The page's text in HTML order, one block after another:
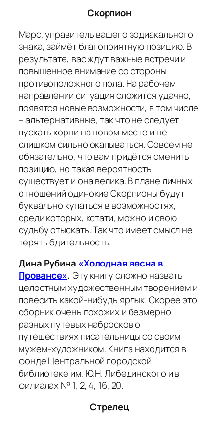
Скорпион
Марс, управитель вашего зодиакального
знака, займёт благоприятную позицию. В
результате, вас ждут важные встречи и
повышенное внимание со стороны
противоположного пола. На рабочем
направлении ситуация сложится удачно,
появятся новые возможности, в том числе
– альтернативные, так что не следует
пускать корни на новом месте и не
слишком сильно окапываться. Совсем не
обязательно, что вам придётся сменить
позицию, но такая вероятность
существует и она велика. В плане личных
отношений одинокие Скорпионы будут
буквально купаться в возможностях,
среди которых, кстати, можно и свою
судьбу отыскать. Так что имеет смысл не
терять бдительность.
Дина Рубина «Холодная весна в
Провансе». Эту книгу сложно назвать
целостным художественным творением и
повесить какой-нибудь ярлык. Скорее это
сборник очень похожих и безмерно
разных путевых набросков о
путешествиях писательницы со своим
мужем-художником. Книга находится в
фонде Центральной городской
библиотеке им. Ю.Н. Либединского и в
филиалах № 1, 2, 4, 16, 20.
Стрелец